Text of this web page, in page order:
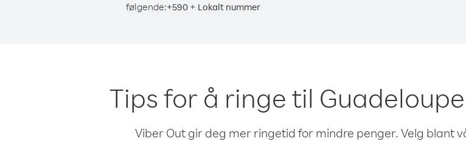
følgende:+590+ Lokalt nummer
Tips for å ringe til
Viber Out gir deg mer ringetid for mindre penger. Velg blant